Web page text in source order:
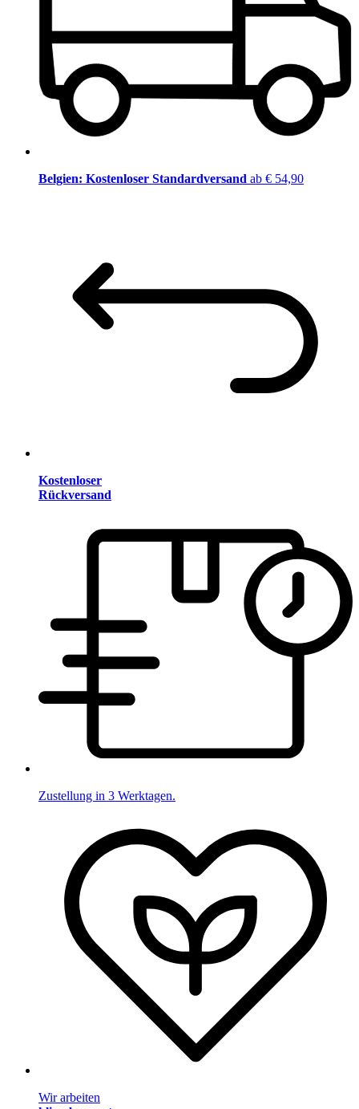
Belgien: Kostenloser Standardversand ab € 54,90
Kostenloser
Rückversand
Zustellung in 3 Werktagen.
Wir arbeiten